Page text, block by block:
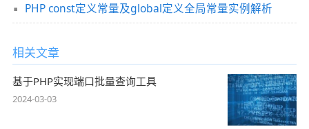
PHP const定义常量及global定义全局常量实例解析
相关文章
基于PHP实现端口批量查询工具
2024-03-03